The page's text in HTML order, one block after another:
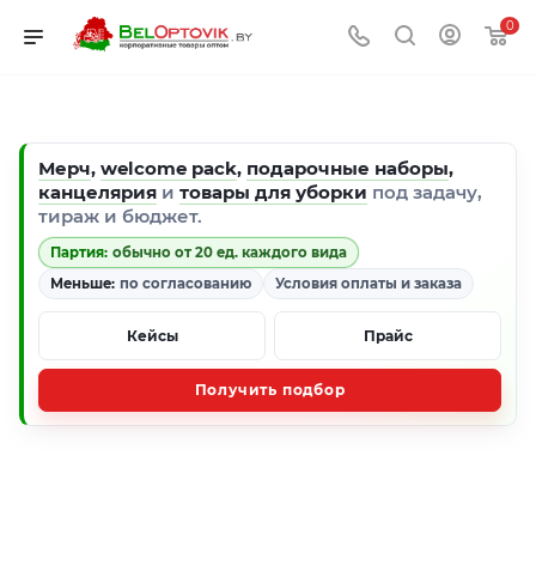
0
Мерч, welcome pack, подарочные наборы,
канцелярия и товары для уборки под задачу,
тираж и бюджет.
Партия: обычно от 20 ед. каждого вида
Меньше: по согласованию Условия оплаты и заказа
Кейсы Прайс
Получить подбор